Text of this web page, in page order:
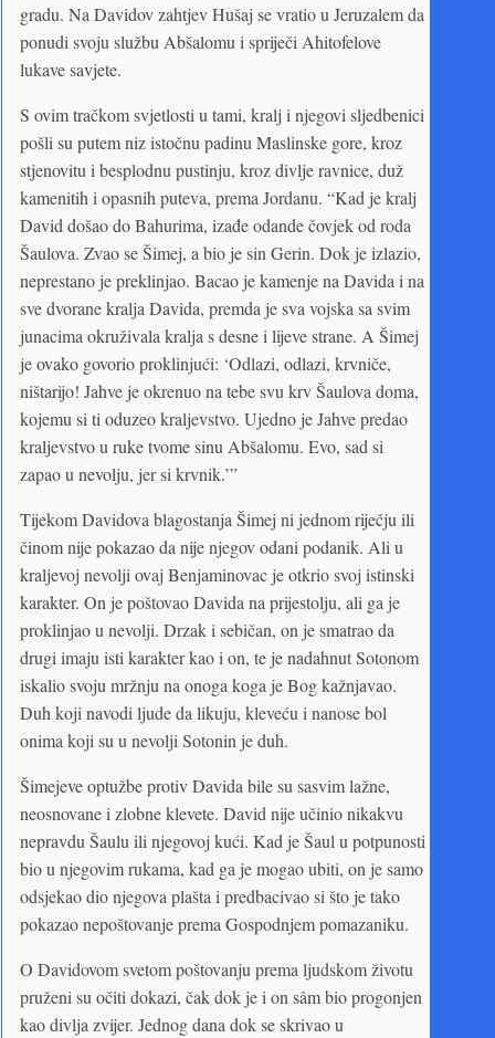
gradu. Na Davidov zahtjev Hušaj se vratio u Jeruzalem da
ponudi svoju službu Abšalomu i spriječi Ahitofelove
lukave savjete.
S ovim tračkom svjetlosti u tami, kralj i njegovi sljedbenici
pošli su putem niz istočnu padinu Maslinske gore, kroz
stjenovitu i besplodnu pustinju, kroz divlje ravnice, duž
kamenitih i opasnih puteva, prema Jordanu. “Kad je kralj
David došao do Bahurima, izađe odande čovjek od roda
Šaulova. Zvao se Šimej, a bio je sin Gerin. Dok je izlazio,
neprestano je preklinjao. Bacao je kamenje na Davida i na
sve dvorane kralja Davida, premda je sva vojska sa svim
junacima okruživala kralja s desne i lijeve strane. A Šimej
je ovako govorio proklinjući: ‘Odlazi, odlazi, krvniče,
ništarijo! Jahve je okrenuo na tebe svu krv Šaulova doma,
kojemu si ti oduzeo kraljevstvo. Ujedno je Jahve predao
kraljevstvo u ruke tvome sinu Abšalomu. Evo, sad si
zapao u nevolju, jer si krvnik.’”
Tijekom Davidova blagostanja Šimej ni jednom riječju ili
činom nije pokazao da nije njegov odani podanik. Ali u
kraljevoj nevolji ovaj Benjaminovac je otkrio svoj istinski
karakter. On je poštovao Davida na prijestolju, ali ga je
proklinjao u nevolji. Drzak i sebičan, on je smatrao da
drugi imaju isti karakter kao i on, te je nadahnut Sotonom
iskalio svoju mržnju na onoga koga je Bog kažnjavao.
Duh koji navodi ljude da likuju, kleveću i nanose bol
onima koji su u nevolji Sotonin je duh.
Šimejeve optužbe protiv Davida bile su sasvim lažne,
neosnovane i zlobne klevete. David nije učinio nikakvu
nepravdu Šaulu ili njegovoj kući. Kad je Šaul u potpunosti
bio u njegovim rukama, kad ga je mogao ubiti, on je samo
odsjekao dio njegova plašta i predbacivao si što je tako
pokazao nepoštovanje prema Gospodnjem pomazaniku.
O Davidovom svetom poštovanju prema ljudskom životu
pruženi su očiti dokazi, čak dok je i on sâm bio progonjen
kao divlja zvijer. Jednog dana dok se skrivao u